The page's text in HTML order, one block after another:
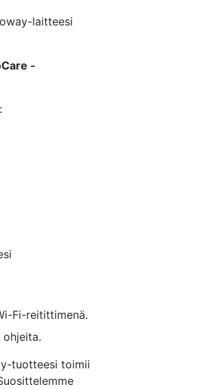
laitteesi
-
Fi-reitittimenä.
tuotteesi toimii